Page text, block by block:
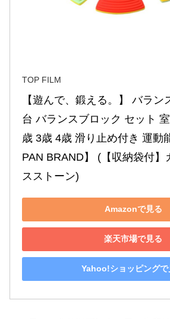
TOP FILM
【遊んで、鍛える。】 バラン
台 バランスブロック セット
歳 3歳 4歳 滑り止め付き 運動
PAN BRAND】 (【収納袋付】
スストーン)
Amazonで見る
楽天市場で見る
Yahoo!ショッピングで